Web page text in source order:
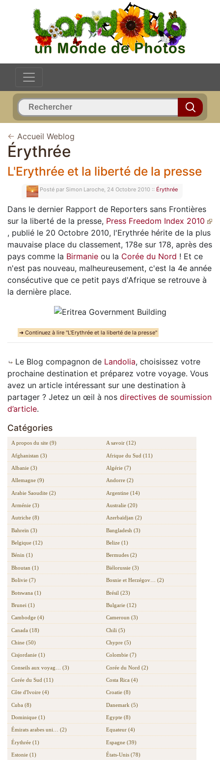
← Accueil Weblog
Érythrée
L'Erythrée et la liberté de la presse
Posté par Simon Laroche, 24 Octobre 2010 :: Érythrée
Dans le dernier Rapport de Reporters sans Frontières
sur la liberté de la presse, Press Freedom Index 2010
, publié le 20 Octobre 2010, l'Erythrée hérite de la plus
mauvaise place du classement, 178e sur 178, après des
pays comme la Birmanie ou la Corée du Nord ! Et ce
n'est pas nouveau, malheureusement, c'est la 4e année
consécutive que ce petit pays d'Afrique se retrouve à
la dernière place.
➜ Continuez à lire "L'Erythrée et la liberté de la presse"
Le Blog compagnon de Landolia, choisissez votre
prochaine destination et préparez votre voyage. Vous
avez un article intéressant sur une destination à
partager ? Jetez un œil à nos directives de soumission
d’article.
Catégories
A propos du site (9) A savoir (12)
Afghanistan (3) Afrique du Sud (11)
Albanie (3) Algérie (7)
Allemagne (9) Andorre (2)
Arabie Saoudite (2) Argentine (14)
Arménie (3) Australie (20)
Autriche (8) Azerbaïdjan (2)
Bahreïn (3) Bangladesh (3)
Belgique (12) Belize (1)
Bénin (1) Bermudes (2)
Bhoutan (1) Biélorussie (3)
Bolivie (7) Bosnie et Herzégov… (2)
Botswana (1) Brésil (23)
Brunei (1) Bulgarie (12)
Cambodge (4) Cameroun (3)
Canada (18) Chili (5)
Chine (50) Chypre (5)
Cisjordanie (1) Colombie (7)
Conseils aux voyag… (3) Corée du Nord (2)
Corée du Sud (11) Costa Rica (4)
Côte d'Ivoire (4) Croatie (8)
Cuba (8) Danemark (5)
Dominique (1) Egypte (8)
Émirats arabes uni… (2) Equateur (4)
Érythrée (1) Espagne (39)
Estonie (1) États-Unis (78)